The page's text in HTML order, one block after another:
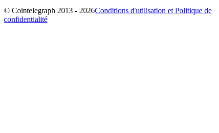
© Cointelegraph 2013 - 2026Conditions d'utilisation et Politique de
confidentialité